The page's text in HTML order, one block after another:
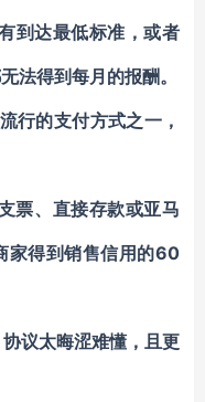
达最低标准，或者
法得到每月的报酬。
的支付方式之一，
、直接存款或亚马
家得到销售信用的60
议太晦涩难懂，且更